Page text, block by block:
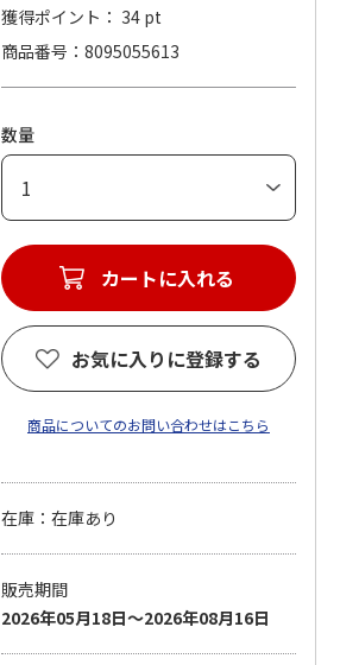
獲得ポイント： 34 pt
商品番号
8095055613
数量
カートに入れる
お気に入りに登録する
商品についてのお問い合わせはこちら
在庫：在庫あり
販売期間
2026年05月18日～2026年08月16日